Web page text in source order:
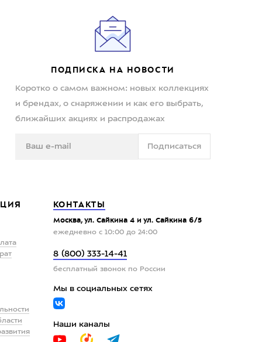
ПОДПИСКА НА НОВОСТИ
Коротко о самом важном: новых коллекциях
и брендах, о снаряжении и как его выбрать,
ближайших акциях и распродажах
Подписаться
КОНТАКТЫ
Москва, ул. Сайкина 4 и ул. Сайкина 6/5
ежедневно с 10:00 до 24:00
8 (800) 333-14-41
бесплатный звонок по России
Мы в социальных сетях
Наши каналы